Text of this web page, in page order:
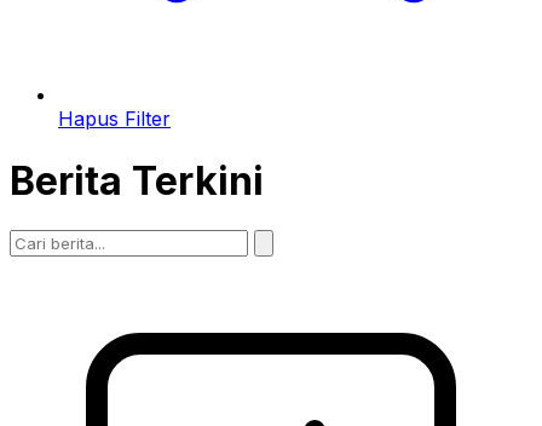
Hapus Filter
Berita Terkini